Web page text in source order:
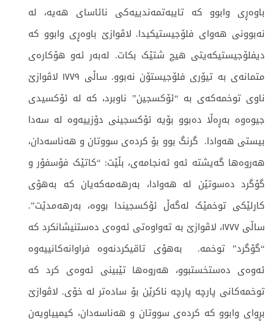
باوەڕی وابوو کە تایبەتمەندییەکی نائاسای ھەیە، لە
نەبوونی ھەوای فلۆجیستیکیدا. لاڤوازێ باوەڕی وابوو کە
دیفلۆجیستیکەیتی ھیچ شتێک بکات. لەبەر ئەو ھۆکارەی
متمانەی بە تیۆری فلۆجیستۆن نەبوو. ساڵی ١٧٧٩ لاڤوازێ
ناوی توخمەکەی بە “ئۆکسجین” ناوبرد، کە لە ئۆکسیدی
جیوەوە بەڕەڵا دەبوو بۆیە ئۆکسجینی دۆزییەوە لە سەدا
بیستی ھەوادا. گرنگ بوو بۆ کردەی سووتان و ھەناسەدان،
ھەروەھا گەیشتە ئەو ئەنجامەی، بڵێت: “کاتێک فۆسفۆر و
گۆگرد دەسوتێن لە ھەوادا، بەرھەمەکەیان کە بەھۆی
کارلێکی توخمێک لەگەڵ ئۆکسجیندا بووە، بەرھەمدێت”.
ساڵی ١٧٧٧، لاڤوازێ بە تەواوەتی ئەوەی دەستنیشانکرد کە
“گۆگرد” توخمە. بەھۆی تاقیکردنەوە فراوانەکانییەوە
ئەوەی دەستخستبوو، ھەروەھا تێبینی ئەوەی کرد کە
توخمەکانی پارچە پارچە ناکرێن بۆ سادەتر لە خۆی. لاڤوازێ
بڕوای وابوو کە کردەی سووتان و ھەناسەدان، کیمییاویەن